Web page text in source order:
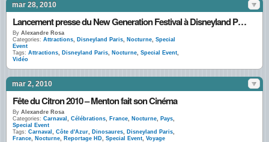
mar 28, 2010
Lancement presse du New Generation Festival à Disneyland Paris : un spectacle nocturne unique
By Alexandre Rosa
Categories: Attractions, Disneyland Paris, Nocturne, Special
Event
Tags: Attractions, Disneyland Paris, Nocturne, Special Event,
Vidéo
mar 2, 2010
Fête du Citron 2010 – Menton fait son Cinéma
By Alexandre Rosa
Categories: Carnaval , Célébrations, France, Nocturne, Pays,
Special Event
Tags: Carnaval , Côte d'Azur, Dinosaures, Disneyland Paris,
France, Nocturne, Reportage HD, Special Event, Voyage